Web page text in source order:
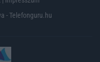
- Telefonguru.hu